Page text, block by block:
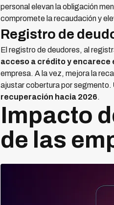
personal elevan la obligación
compromete la recaudación y
Registro de
El registro de deudores, al
acceso a crédito y
empresa. A la vez, mejora la
ajustar cobertura por segmento.
recuperación hacia 2026.
Impacto
de las